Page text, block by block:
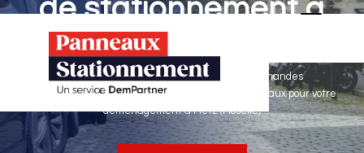
de stationnement à
Metz
Panneaux Stationnement effectue vos demandes
d'autorisations de stationnement & pose de panneaux pour votre
déménagement à Metz (Moselle)